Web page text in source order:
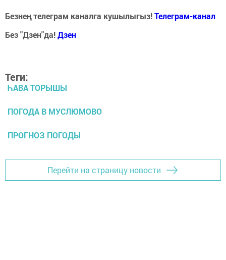
Безнең телеграм каналга кушылыгыз!Телеграм-канал
Без "Дзен"да!Дзен
Теги:
ҺАВА ТОРЫШЫ
ПОГОДА В МУСЛЮМОВО
ПРОГНОЗ ПОГОДЫ
Перейти на страницу новости